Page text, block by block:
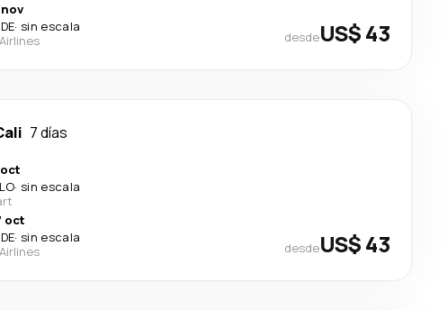
· sin escala
desdeUS$ 43
7 días
oct
· sin escala
oct
· sin escala
desdeUS$ 43